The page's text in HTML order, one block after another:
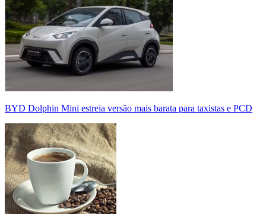
BYD Dolphin Mini estreia versão mais barata para taxistas e PCD